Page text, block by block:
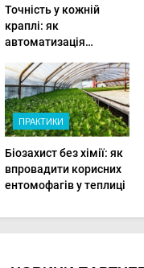
Точність у кожній
краплі: як
автоматизація
прибутки малого
фермера
ПРАКТИКИ
Біозахист без хімії: як
впровадити корисних
ентомофагів у теплиці